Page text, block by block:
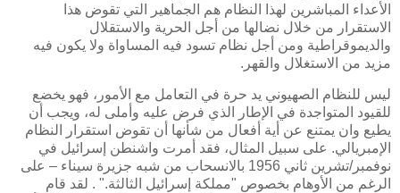
الأعداء المباشرين لهذا النظام هم الجماهير التي تقوض هذا
الاستقرار من خلال نضالها من أجل الحرية والاستقلال
والديموقراطية ومن أجل نظام تسود فيه المساواة ولا يكون فيه
مزيد من الاستغلال والقهر.
ليس للنظام الصهيوني يد حرة في التعامل مع الأمور، فهو يخضع
للقيود المتواجدة في الإطار الذي فرض عليه وأملى له، ويجب أن
يطيع وان يمتنع عن أية أفعال من شأنها أن تقوض استقرار النظام
الإمبريالي. على سبيل المثال، فقد أمرت واشنطن إسرائيل في
نوفمبر/تشرين ثاني 1956 بالانسحاب من شبه جزيرة سيناء – على
الرغم من الأوهام بخصوص "مملكة إسرائيل الثالثة." . لقد قام